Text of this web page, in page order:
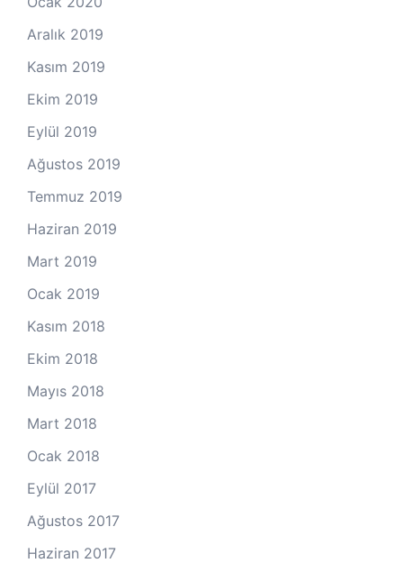
Aralık 2019
Kasım 2019
Ekim 2019
Eylül 2019
Ağustos 2019
Temmuz 2019
Haziran 2019
Mart 2019
Ocak 2019
Kasım 2018
Ekim 2018
Mayıs 2018
Mart 2018
Ocak 2018
Eylül 2017
Ağustos 2017
Haziran 2017